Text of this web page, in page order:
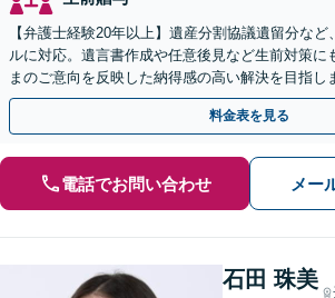
【弁護士経験20年以上】遺産分割協議遺留分な
ルに対応。遺言書作成や任意後見など生前対策に
まのご意向を反映した納得感の高い解決を目指し
無料】【電話相談・web面談可】【千葉中央駅5分
料金表を見る
電話でお問い合わせ メー
石田 珠美